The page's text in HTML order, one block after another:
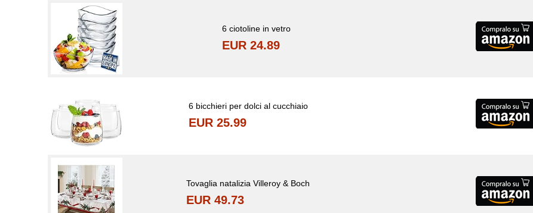
6 ciotoline in vetro
EUR 24.89
6 bicchieri per dolci al cucchiaio
EUR 25.99
Tovaglia natalizia Villeroy & Boch
EUR 49.73